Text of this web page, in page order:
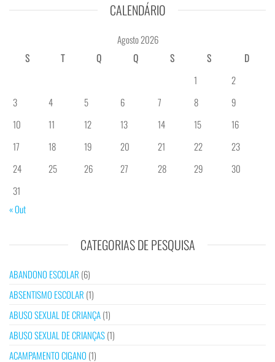
CALENDÁRIO
Agosto 2026
S
T Q Q S S
D
1
2
3
4 5 6 7 8
9
10
11 12 13 14 15
16
17
18 19 20 21 22
23
24
25 26 27 28 29
30
31
« Out
CATEGORIAS DE PESQUISA
ABANDONO ESCOLAR (6)
ABSENTISMO ESCOLAR (1)
ABUSO SEXUAL DE CRIANÇA(1)
ABUSO SEXUAL DE CRIANÇAS(1)
ACAMPAMENTO CIGANO (1)